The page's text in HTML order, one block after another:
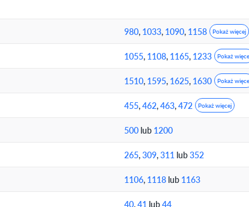
980, 1033, 1090, 1158 Pokaż więcej
1055, 1108, 1165, 1233 Pokaż
1510, 1595, 1625, 1630 Pokaż
455,462,463,472 Pokaż więcej
500 lub 1200
265,309,311 lub352
1106, 1118 lub 1163
40,41 lub44